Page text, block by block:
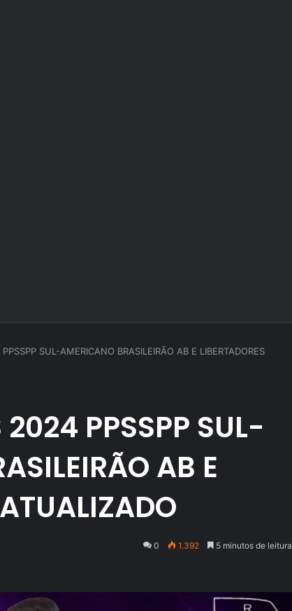
SUL-AMERICANO BRASILEIRÃO AB E LIBERTADORES
2024 PPSSPP SUL-
AB E
0 1.392 5 minutos de leitura